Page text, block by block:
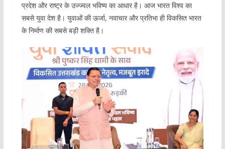
प्रदेश और राष्ट्र के उज्ज्वल भविष्य का आधार है। आज भारत विश्व का
सबसे युवा देश है। युवाओं की ऊर्जा, नवाचार और प्रतिभा ही विकसित भारत
के निर्माण की सबसे बड़ी शक्ति है।